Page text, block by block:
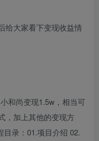
给大家看下变现收益情
和尚变现1.5w，相当可
，加上其他的变现方
录：01.项目介绍 02.